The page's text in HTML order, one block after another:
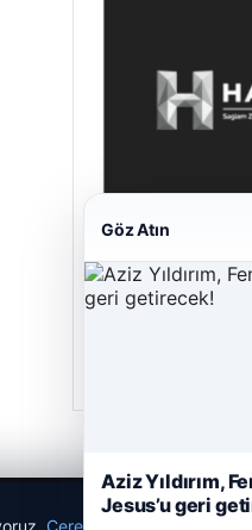
Çerez Politikamız
Göz Atın
Aziz Yıldırım,
Jesus’u geri